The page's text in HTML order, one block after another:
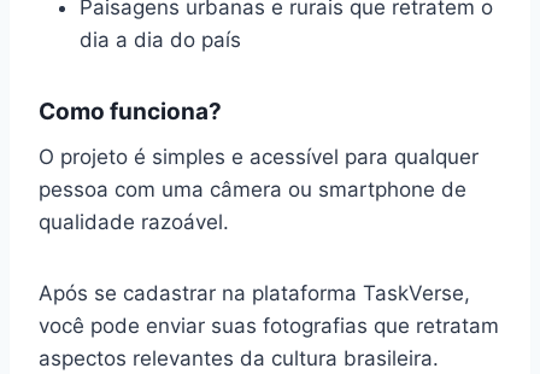
Paisagens urbanas e rurais que retratem o
dia a dia do país
Como funciona?
O projeto é simples e acessível para qualquer
pessoa com uma câmera ou smartphone de
qualidade razoável.
Após se cadastrar na plataforma TaskVerse,
você pode enviar suas fotografias que retratam
aspectos relevantes da cultura brasileira.